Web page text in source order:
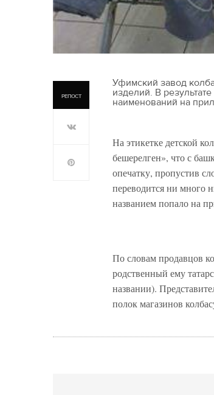
РЕПОСТ
Уфимский завод
изделий. В
наименований на
На этикетке детской
бешерелген», что с
опечатку, пропустив
переводится ни много
названием попало на
По словам продавцов
родственный ему
названии).
полок магазинов